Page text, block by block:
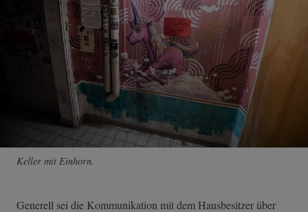
Keller mit Einhorn.
Generell sei die Kommunikation mit dem Hausbesitzer über